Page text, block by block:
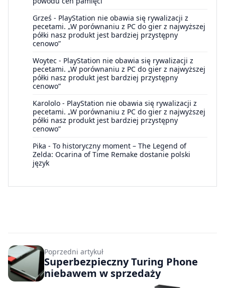
Grześ - PlayStation nie obawia się rywalizacji z
pecetami. „W porównaniu z PC do gier z najwyższej
półki nasz produkt jest bardziej przystępny
cenowo”
Woytec - PlayStation nie obawia się rywalizacji z
pecetami. „W porównaniu z PC do gier z najwyższej
półki nasz produkt jest bardziej przystępny
cenowo”
Karololo - PlayStation nie obawia się rywalizacji z
pecetami. „W porównaniu z PC do gier z najwyższej
półki nasz produkt jest bardziej przystępny
cenowo”
Pika - To historyczny moment – The Legend of
Zelda: Ocarina of Time Remake dostanie polski
język
Poprzedni artykuł
Superbezpieczny Turing Phone
niebawem w sprzedaży